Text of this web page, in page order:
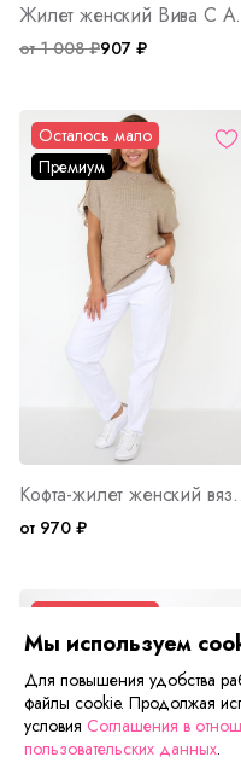
Жилет
от 1 008 ₽907 ₽
Осталось мало
Премиум
Кофта-
от 970 ₽
Осталось мало
Премиум
Мы используем
Для повышения удобства
файлы cookie. Продолжая
условия Соглашения в
пользовательских данных.